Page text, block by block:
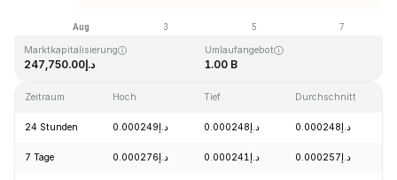
د.إ0.128999
Marktkapitalisierung
د.إ247,750.00
Umlaufangebot
1.00 B
Zeitraum Hoch Tief Durchschnitt
24 Stunden د.إ0.000249 د.إ0.000248 د.إ0.000248
7 Tage د.إ0.000276 د.إ0.000241 د.إ0.000257